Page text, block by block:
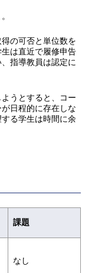
の可否と単位数を
は直近で履修申告
指導教員は認定に
うとすると、コー
日程的に存在しな
る学生は時間に余
課題
なし